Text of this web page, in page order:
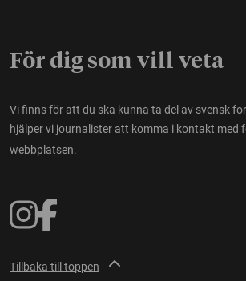
För dig som vill veta
Vi finns för att du ska kunna ta del av svensk
hjälper vi journalister att komma i kontakt med
webbplatsen.
Tillbaka till toppen